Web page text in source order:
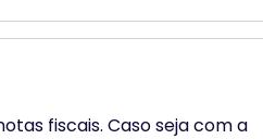
fiscais. Caso seja com a